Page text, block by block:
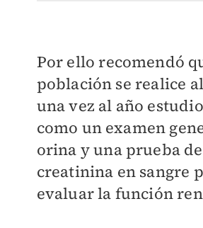
Por ello recomendó
población se realice
una vez al año
como un examen
orina y una prueba de
creatinina en sangre
evaluar la función